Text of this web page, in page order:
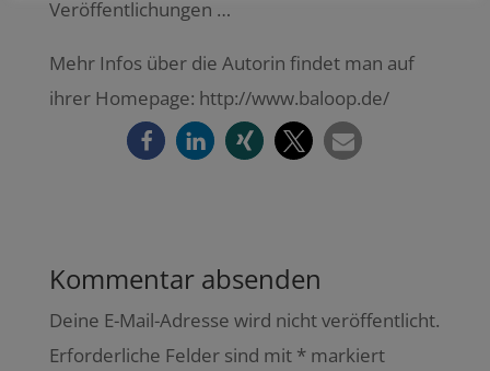
Veröffentlichungen …
Mehr Infos über die Autorin findet man auf
ihrer Homepage: http://www.baloop.de/
Kommentar absenden
Deine E-Mail-Adresse wird nicht veröffentlicht.
Erforderliche Felder sind mit *markiert